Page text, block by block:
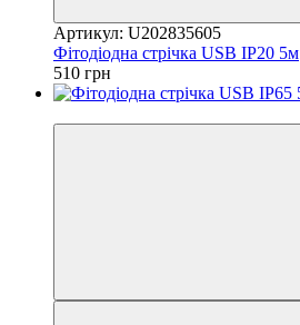
Артикул: U202835605
Фітодіодна стрічка USB IP20 5м
510 грн